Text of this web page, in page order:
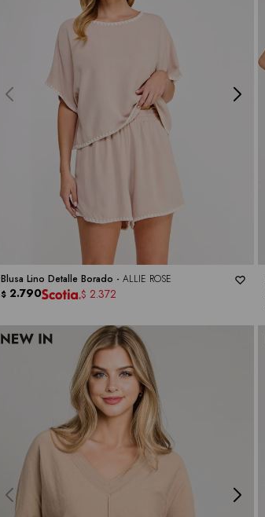
Blusa Lino Detalle Borado - ALLIE ROSE
$ 2.790 $ 2.372